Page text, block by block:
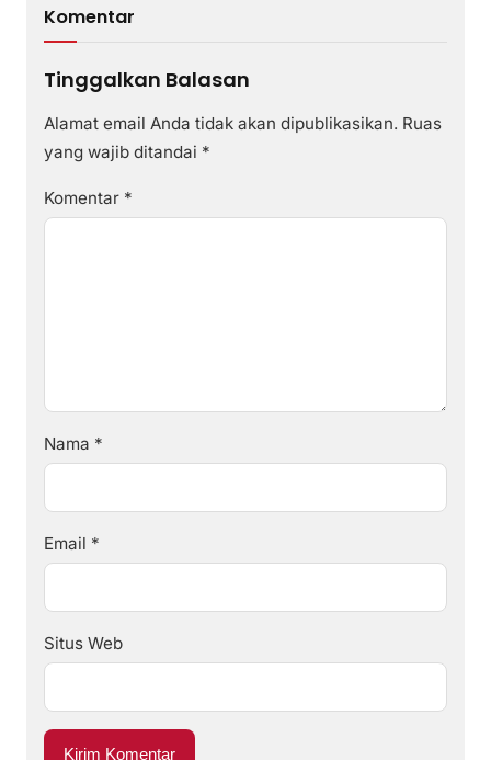
Komentar
Tinggalkan Balasan
Alamat email Anda tidak akan dipublikasikan. Ruas
yang wajib ditandai *
Komentar *
Nama *
Email *
Situs Web